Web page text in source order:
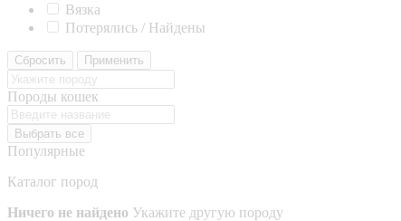
Вязка
Потерялись / Найдены
Сбросить Применить
Породы кошек
Выбрать все
Популярные
Каталог пород
Ничего не найдено Укажите другую породу